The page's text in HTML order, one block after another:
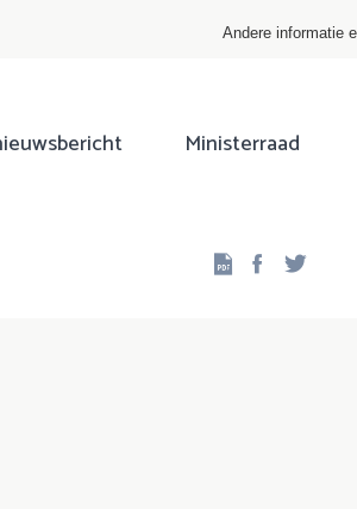
Andere informatie
Ministerraad
Facebook